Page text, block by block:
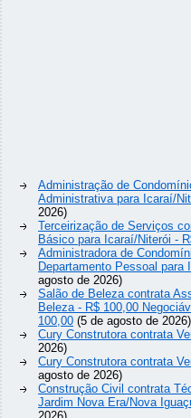
Administração de
Administrativa para Icaraí/
2026)
Terceirização de Serviços
Básico para Icaraí/Niterói -
Administradora de
Departamento Pessoal para
agosto de 2026)
Salão de Beleza contrata
Beleza - R$ 100,00
100,00 (5 de agosto de 2026)
Cury Construtora contrata
2026)
Cury Construtora contrata
agosto de 2026)
Construção Civil contrata
Jardim Nova Era/Nova